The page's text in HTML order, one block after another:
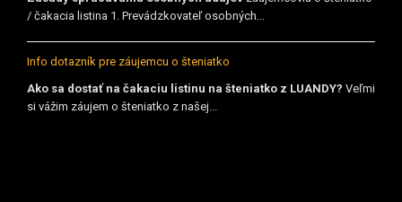
/ čakacia listina 1. Prevádzkovateľ osobných...
Info dotazník pre záujemcu o šteniatko
Ako sa dostať na čakaciu listinu na šteniatko z LUANDY? Veľmi
si vážim záujem o šteniatko z našej...